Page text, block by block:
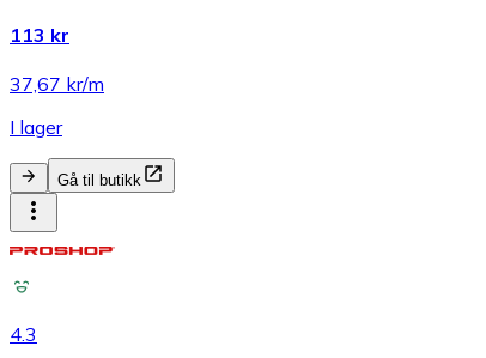
113 kr
37,67 kr/m
I lager
Gå til butikk
4.3